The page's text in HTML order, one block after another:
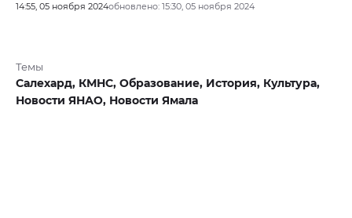
14:55, 05 ноября 2024обновлено: 15:30, 05 ноября 2024
Темы
Салехард, КМНС, Образование, История, Культура,
Новости ЯНАО, Новости Ямала